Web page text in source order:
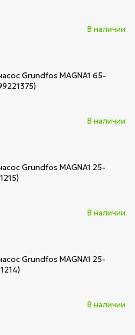
В наличии
Grundfos MAGNA1 65-
В наличии
Grundfos MAGNA1 25-
В наличии
Grundfos MAGNA1 25-
В наличии